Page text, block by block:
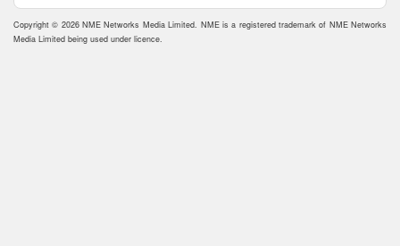
Copyright © 2026 NME Networks Media Limited. NME is a registered trademark of NME Networks
Media Limited being used under licence.